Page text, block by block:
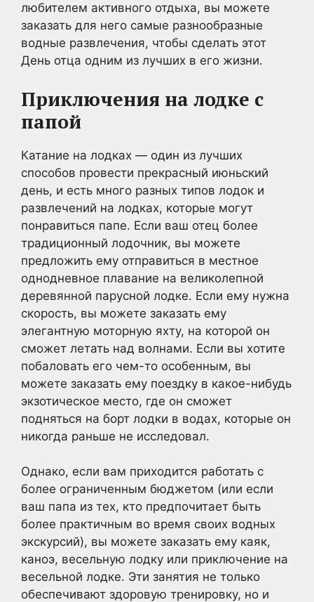
любителем активного отдыха, вы можете
заказать для него самые разнообразные
водные развлечения, чтобы сделать этот
День отца одним из лучших в его жизни.
Приключения на лодке с
папой
Катание на лодках — один из лучших
способов провести прекрасный июньский
день, и есть много разных типов лодок и
развлечений на лодках, которые могут
понравиться папе. Если ваш отец более
традиционный лодочник, вы можете
предложить ему отправиться в местное
однодневное плавание на великолепной
деревянной парусной лодке. Если ему нужна
скорость, вы можете заказать ему
элегантную моторную яхту, на которой он
сможет летать над волнами. Если вы хотите
побаловать его чем-то особенным, вы
можете заказать ему поездку в какое-нибудь
экзотическое место, где он сможет
подняться на борт лодки в водах, которые он
никогда раньше не исследовал.
Однако, если вам приходится работать с
более ограниченным бюджетом (или если
ваш папа из тех, кто предпочитает быть
более практичным во время своих водных
экскурсий), вы можете заказать ему каяк,
каноэ, весельную лодку или приключение на
весельной лодке. Эти занятия не только
обеспечивают здоровую тренировку, но и